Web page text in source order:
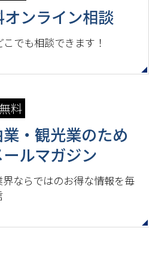
オンライン相談
こでも相談できます！
料
・観光業のため
ールマガジン
ならではのお得な情報を毎